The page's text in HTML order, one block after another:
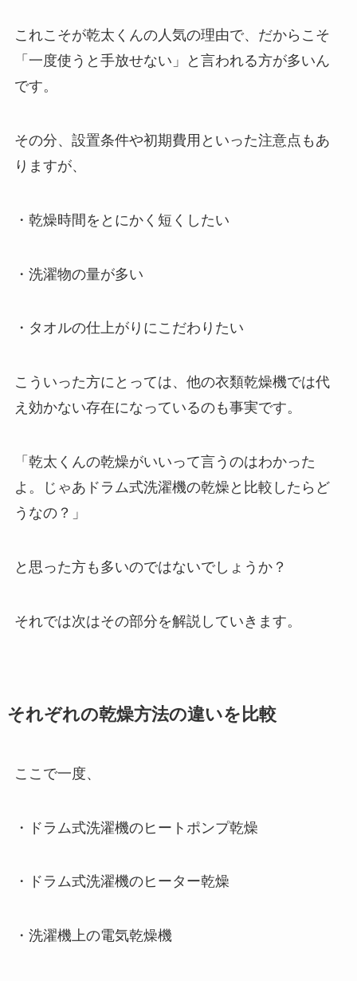
これこそが乾太くんの人気の理由で、だからこそ
「一度使うと手放せない」と言われる方が多いん
です。
その分、設置条件や初期費用といった注意点もあ
りますが、
・乾燥時間をとにかく短くしたい
・洗濯物の量が多い
・タオルの仕上がりにこだわりたい
こういった方にとっては、他の衣類乾燥機では代
え効かない存在になっているのも事実です。
「乾太くんの乾燥がいいって言うのはわかった
よ。じゃあドラム式洗濯機の乾燥と比較したらど
うなの？」
と思った方も多いのではないでしょうか？
それでは次はその部分を解説していきます。
それぞれの乾燥方法の違いを比較
ここで一度、
・ドラム式洗濯機のヒートポンプ乾燥
・ドラム式洗濯機のヒーター乾燥
・洗濯機上の電気乾燥機